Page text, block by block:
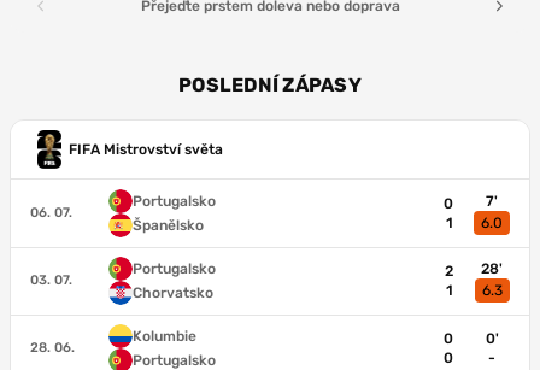
Přejeďte prstem doleva nebo doprava
POSLEDNÍ ZÁPASY
FIFA Mistrovství světa
06. 07.
Portugalsko
Španělsko
0
1
7'
6.0
03. 07.
Portugalsko
Chorvatsko
2
1
28'
6.3
28. 06.
Kolumbie
Portugalsko
0
0
0'
-